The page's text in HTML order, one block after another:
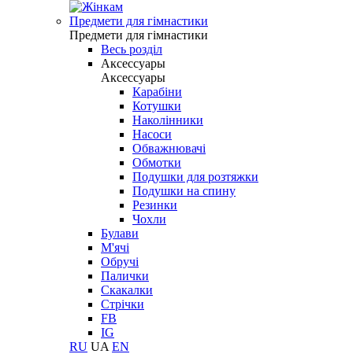
Предмети для гімнастики
Предмети для гімнастики
Весь розділ
Аксессуары
Аксессуары
Карабіни
Котушки
Наколінники
Насоси
Обважнювачі
Обмотки
Подушки для розтяжки
Подушки на спину
Резинки
Чохли
Булави
М'ячі
Обручі
Палички
Скакалки
Стрічки
FB
IG
RU UA EN